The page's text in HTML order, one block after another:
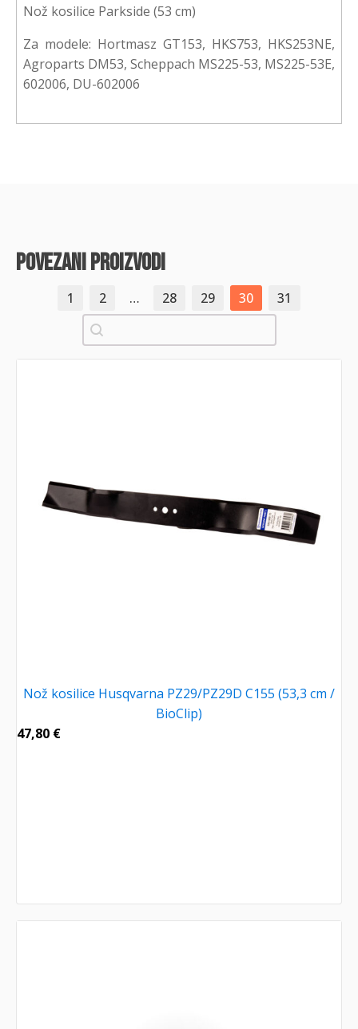
Nož kosilice Parkside (53 cm)
Za modele: Hortmasz GT153, HKS753, HKS253NE,
Agroparts DM53, Scheppach MS225-53, MS225-53E,
602006, DU-602006
povezani proizvodi
1 2 … 28 29 30
31
Pretraži
Nož kosilice Husqvarna PZ29/PZ29D C155 (53,3 cm /
BioClip)
47,80 €